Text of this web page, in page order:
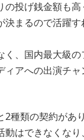
の投げ銭金額も
決まるので活躍
く、国内最大級
アへの出演チャ
2種類の契約があ
動はできなくな